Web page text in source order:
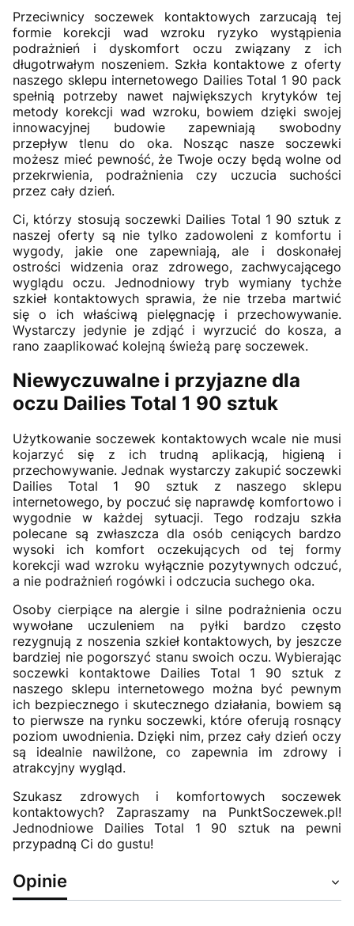
Przeciwnicy soczewek kontaktowych zarzucają tej
formie korekcji wad wzroku ryzyko wystąpienia
podrażnień i dyskomfort oczu związany z ich
długotrwałym noszeniem. Szkła kontaktowe z oferty
naszego sklepu internetowego Dailies Total 1 90 pack
spełnią potrzeby nawet największych krytyków tej
metody korekcji wad wzroku, bowiem dzięki swojej
innowacyjnej budowie zapewniają swobodny
przepływ tlenu do oka. Nosząc nasze soczewki
możesz mieć pewność, że Twoje oczy będą wolne od
przekrwienia, podrażnienia czy uczucia suchości
przez cały dzień.
Ci, którzy stosują soczewki Dailies Total 1 90 sztuk z
naszej oferty są nie tylko zadowoleni z komfortu i
wygody, jakie one zapewniają, ale i doskonałej
ostrości widzenia oraz zdrowego, zachwycającego
wyglądu oczu. Jednodniowy tryb wymiany tychże
szkieł kontaktowych sprawia, że nie trzeba martwić
się o ich właściwą pielęgnację i przechowywanie.
Wystarczy jedynie je zdjąć i wyrzucić do kosza, a
rano zaaplikować kolejną świeżą parę soczewek.
Niewyczuwalne i przyjazne dla
oczu Dailies Total 1 90 sztuk
Użytkowanie soczewek kontaktowych wcale nie musi
kojarzyć się z ich trudną aplikacją, higieną i
przechowywanie. Jednak wystarczy zakupić soczewki
Dailies Total 1 90 sztuk z naszego sklepu
internetowego, by poczuć się naprawdę komfortowo i
wygodnie w każdej sytuacji. Tego rodzaju szkła
polecane są zwłaszcza dla osób ceniących bardzo
wysoki ich komfort oczekujących od tej formy
korekcji wad wzroku wyłącznie pozytywnych odczuć,
a nie podrażnień rogówki i odczucia suchego oka.
Osoby cierpiące na alergie i silne podrażnienia oczu
wywołane uczuleniem na pyłki bardzo często
rezygnują z noszenia szkieł kontaktowych, by jeszcze
bardziej nie pogorszyć stanu swoich oczu. Wybierając
soczewki kontaktowe Dailies Total 1 90 sztuk z
naszego sklepu internetowego można być pewnym
ich bezpiecznego i skutecznego działania, bowiem są
to pierwsze na rynku soczewki, które oferują rosnący
poziom uwodnienia. Dzięki nim, przez cały dzień oczy
są idealnie nawilżone, co zapewnia im zdrowy i
atrakcyjny wygląd.
Szukasz zdrowych i komfortowych soczewek
kontaktowych? Zapraszamy na PunktSoczewek.pl!
Jednodniowe Dailies Total 1 90 sztuk na pewni
przypadną Ci do gustu!
Opinie